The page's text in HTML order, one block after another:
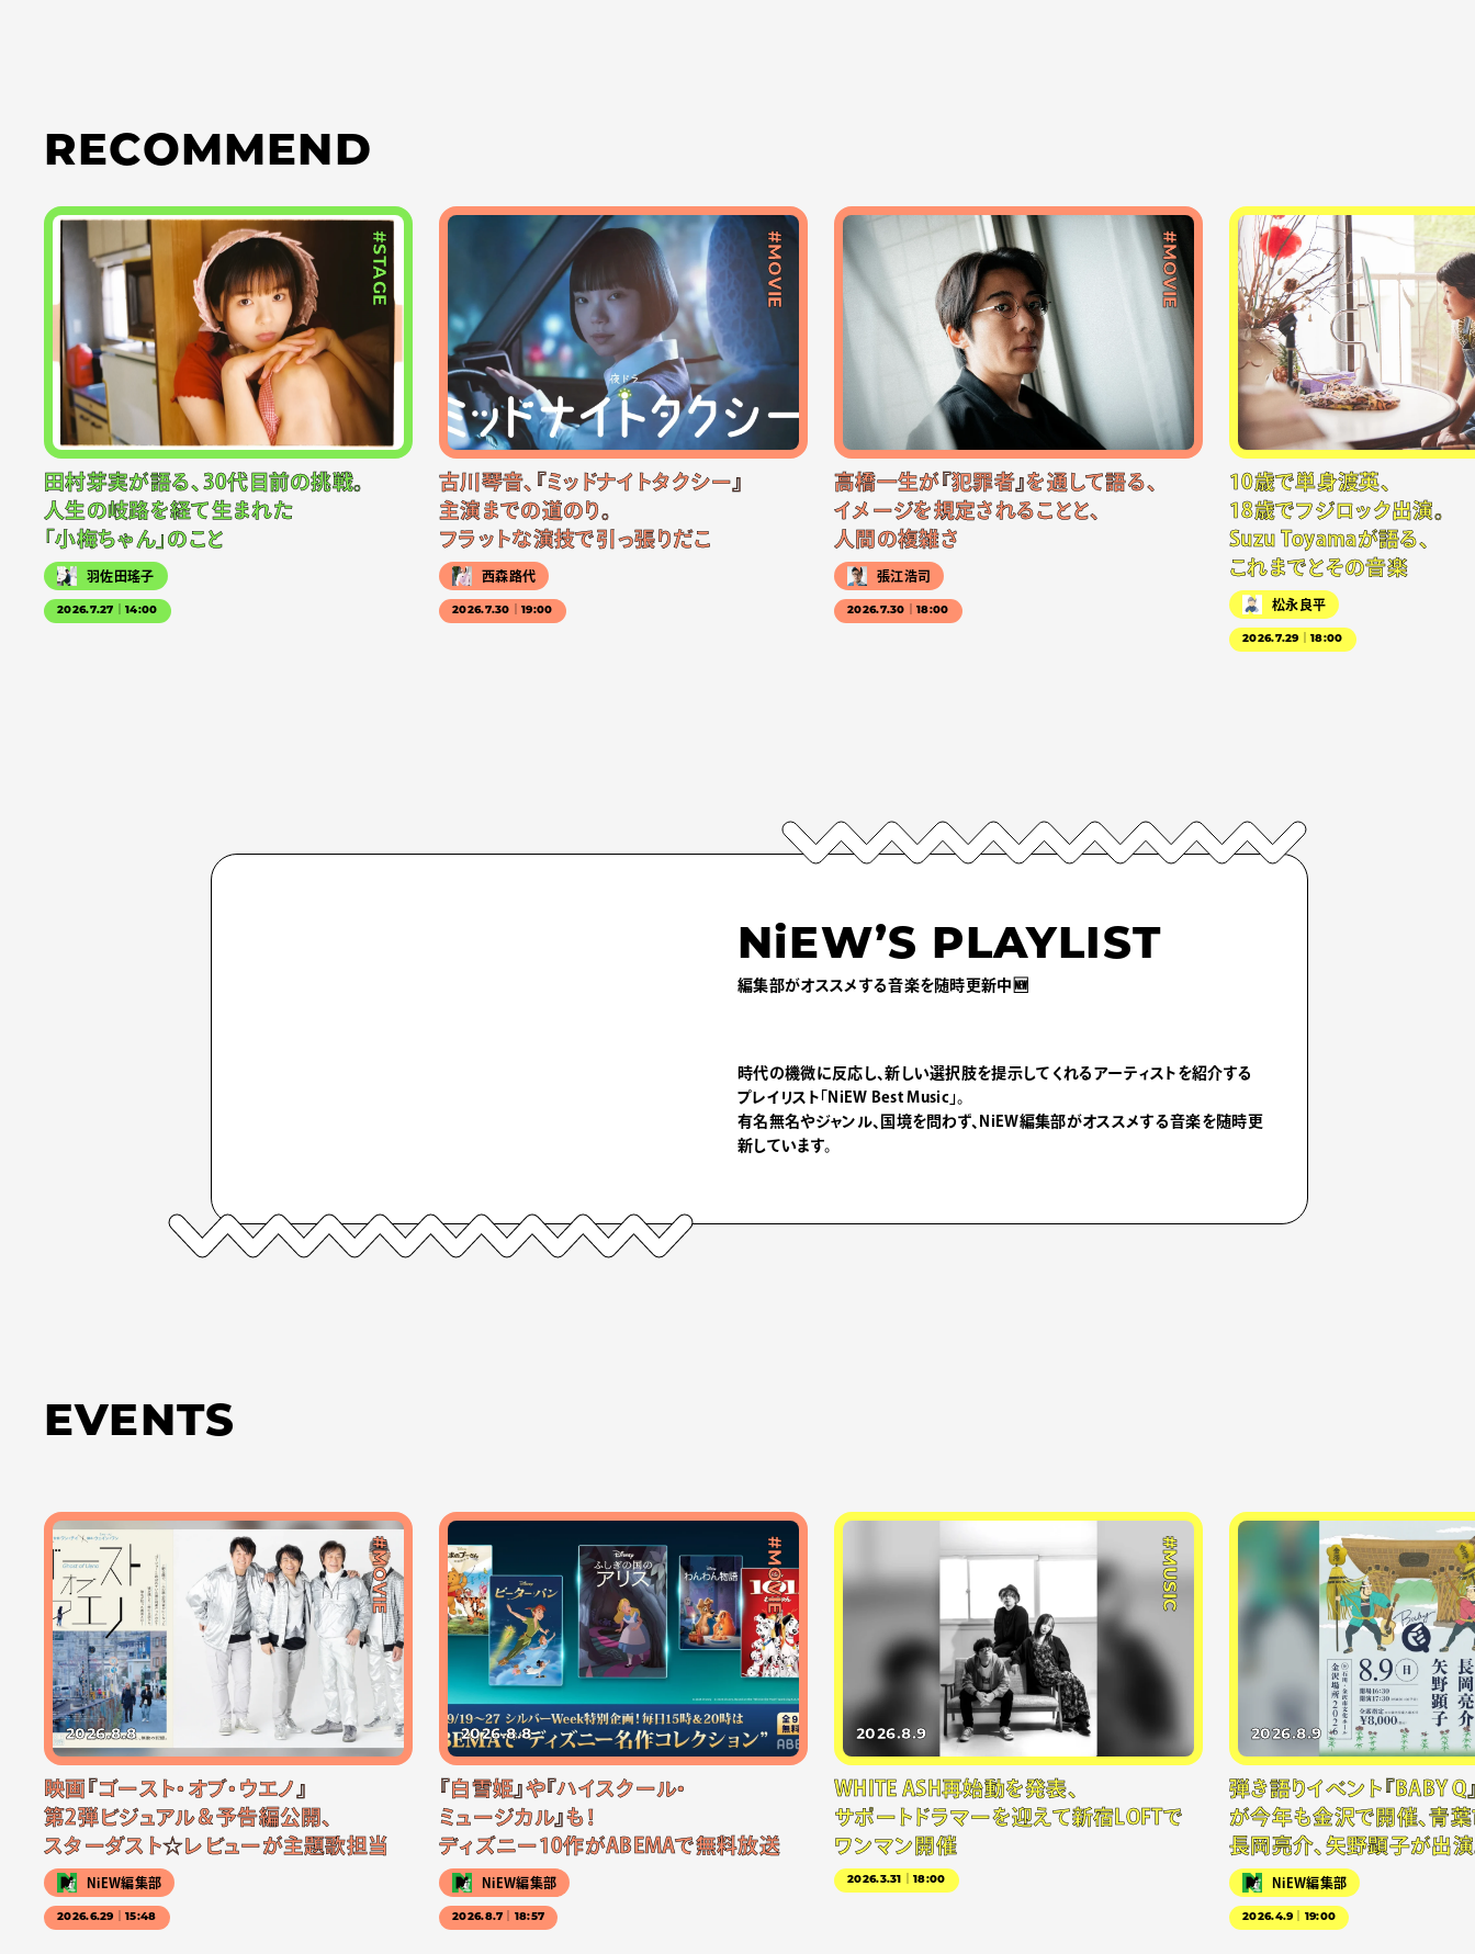
RECOMMEND
#STAGE
田村芽実が語る、30代目前の挑戦。
人生の岐路を経て生まれた
「小梅ちゃん」のこと
羽佐田瑤子
2026.7.27｜14:00
#MOVIE
古川琴音、『ミッドナイトタクシー』
主演までの道のり。
フラットな演技で引っ張りだこ
西森路代
2026.7.30｜19:00
#MOVIE
高橋一生が『犯罪者』を通して語る、
イメージを規定されることと、
人間の複雑さ
張江浩司
2026.7.30｜18:00
10歳で単身渡英、
18歳でフジロック出演。
Suzu Toyamaが語る、
これまでとその音楽
松永良平
2026.7.29｜18:00
NiEW’S PLAYLIST
編集部がオススメする音楽を随時更新中🆕
時代の機微に反応し、新しい選択肢を提示してくれるアーティストを紹介する
プレイリスト「NiEW Best Music」。
有名無名やジャンル、国境を問わず、NiEW編集部がオススメする音楽を随時更
新しています。
EVENTS
#MOVIE
2026.8.8
映画『ゴースト・オブ・ウエノ』
第2弾ビジュアル＆予告編公開、
スターダスト☆レビューが主題歌担当
NiEW編集部
2026.6.29｜15:48
#MOVIE
2026.8.8
『白雪姫』や『ハイスクール・
ミュージカル』も！
ディズニー10作がABEMAで無料放送
NiEW編集部
2026.8.7｜18:57
#MUSIC
2026.8.9
WHITE ASH再始動を発表、
サポートドラマーを迎えて新宿LOFTで
ワンマン開催
2026.3.31｜18:00
2026.8.9
弾き語りイベント『BABY Q
が今年も金沢で開催、青葉
長岡亮介、矢野顕子が出演
NiEW編集部
2026.4.9｜19:00